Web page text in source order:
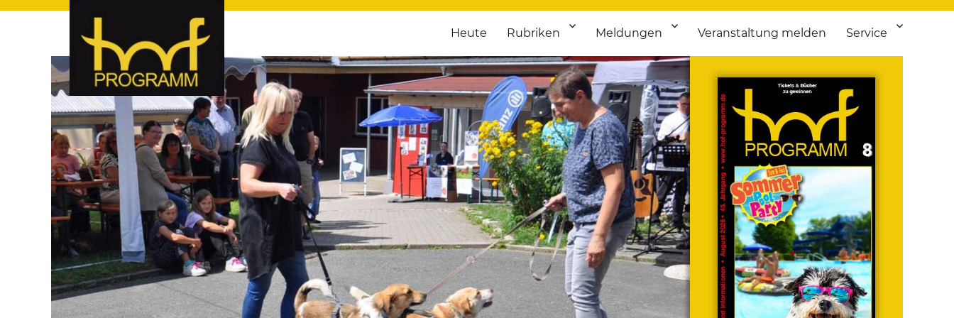
hof-programm – das Veranstaltungsportal für Hochfranken
hof-programm – das Veranstaltungsportal für Hof und Hochfranken. Täglich aktuelle Termine von Kultur bis Sport, von Theater bis Flohmarkt.
Heute Rubriken Meldungen Veranstaltung melden Service